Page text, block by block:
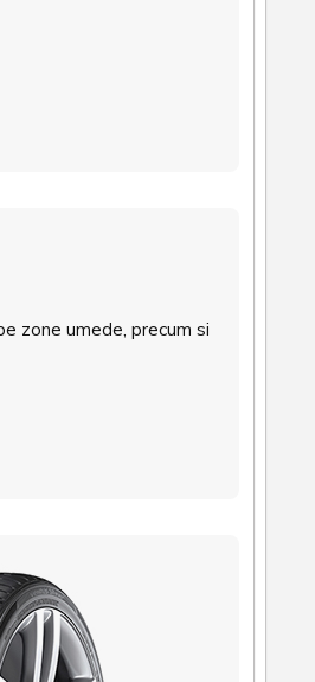
zone umede, precum si